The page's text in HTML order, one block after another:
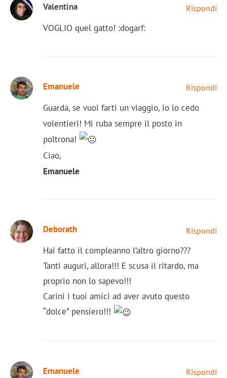
Valentina Rispondi
VOGLIO quel gatto! :dogarf:
Emanuele Rispondi
Guarda, se vuoi farti un viaggio, io lo cedo
volentieri! Mi ruba sempre il posto in
poltrona!
Ciao,
Emanuele
Deborath Rispondi
Hai fatto il compleanno l’altro giorno???
Tanti auguri, allora!!! E scusa il ritardo, ma
proprio non lo sapevo!!!
Carini i tuoi amici ad aver avuto questo
“dolce” pensiero!!!
Emanuele Rispondi